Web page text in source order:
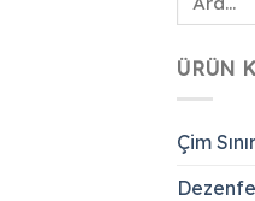
ÜRÜN
Çim